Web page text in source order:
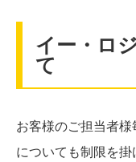
イー・ロ
て
お客様のご担当者
についても制限を